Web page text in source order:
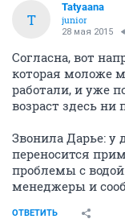
T
Tatyaana
junior
28 мая 2015
Согласна, вот
которая моложе
работали, и уже
возраст здесь ни
Звонила Дарье: у
переносится
проблемы с
менеджеры и
ОТВЕТИТЬ